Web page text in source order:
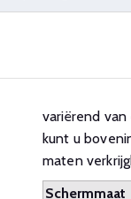
variërend
kunt u
maten
Schermmaat